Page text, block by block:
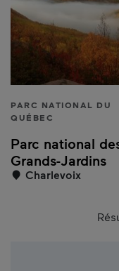
PARC NATIONAL DU
QUÉBEC
Parc national
Grands-Jardins
Charlevoix